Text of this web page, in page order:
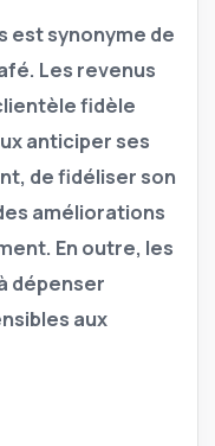
est synonyme de
Les revenus
fidèle
anticiper ses
de fidéliser son
améliorations
En outre, les
dépenser
aux